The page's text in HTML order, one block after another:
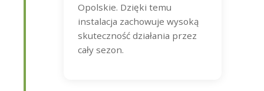
Opolskie. Dzięki temu
instalacja zachowuje wysoką
skuteczność działania przez
cały sezon.